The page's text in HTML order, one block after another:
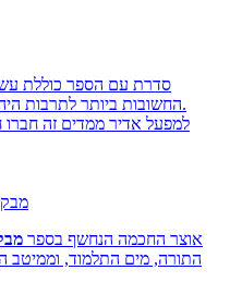
סדרת עם הספר כוללת
החשובות ביותר לתרבות היהודית מאז התנ"ך ועד למאה העשרים.
למפעל אדיר ממדים זה חברו
אוצר החכמה הנחשף בספר
התורה, מים התלמוד, וממיטב